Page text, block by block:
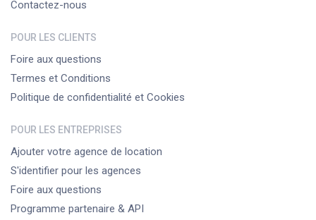
Contactez-nous
POUR LES CLIENTS
Foire aux questions
Termes et Conditions
Politique de confidentialité et Cookies
POUR LES ENTREPRISES
Ajouter votre agence de location
S'identifier pour les agences
Foire aux questions
Programme partenaire & API